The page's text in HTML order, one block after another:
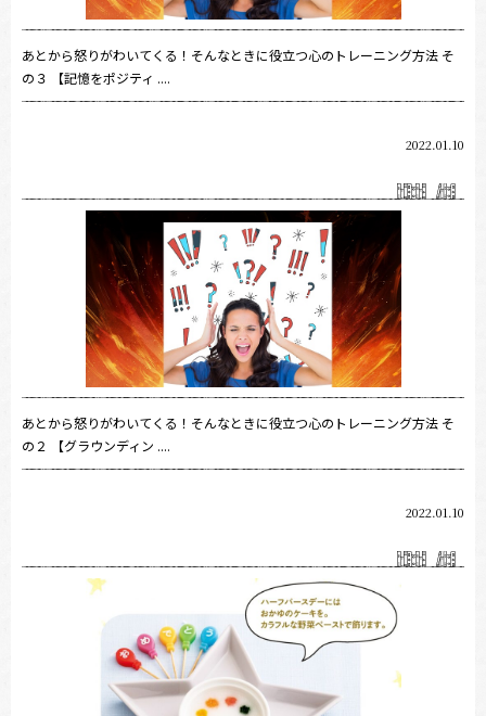
あとから怒りがわいてくる！そんなときに役立つ心のトレーニング方法 そ
の３ 【記憶をポジティ ....
2022.01.10
あとから怒りがわいてくる！そんなときに役立つ心のトレーニング方法 そ
の２ 【グラウンディン ....
2022.01.10